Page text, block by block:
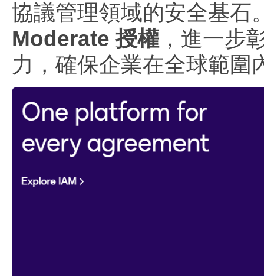
協議管理領域的安全基石
Moderate 授權 ，進一步
力，確保企業在全球範圍